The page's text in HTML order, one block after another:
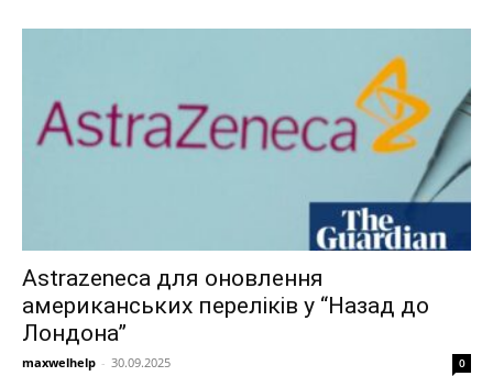
Astrazeneca для оновлення
американських переліків у “Назад до
Лондона”
maxwelhelp - 30.09.2025 0